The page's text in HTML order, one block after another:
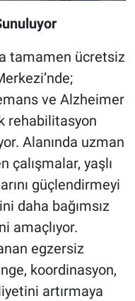
tamamen ücretsiz
ve Alzheimer
rehabilitasyon
Alanında uzman
çalışmalar, yaşlı
güçlendirmeyi
daha bağımsız
amaçlıyor.
egzersiz
koordinasyon,
artırmaya